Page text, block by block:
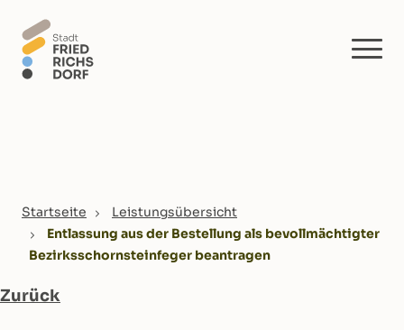
You are here:
Startseite
Leistungsübersicht
Entlassung aus der Bestellung als bevollmächtigter
Bezirksschornsteinfeger beantragen
Zurück